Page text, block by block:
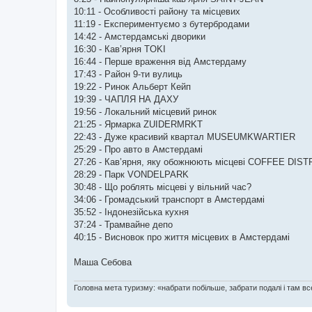
10:11 - Особливості району та місцевих
11:19 - Експериментуємо з бутербродами
14:42 - Амстердамські дворики
16:30 - Кав’ярня TOKI
16:44 - Перше враження від Амстердаму
17:43 - Район 9-ти вулиць
19:22 - Ринок Альберт Кейп
19:39 - ЧАПЛЯ НА ДАХУ
19:56 - Локальний місцевий ринок
21:25 - Ярмарка ZUIDERMRKT
22:43 - Дуже красивий квартал MUSEUMKWARTIER
25:29 - Про авто в Амстердамі
27:26 - Кав’ярня, яку обожнюють місцеві COFFEE
28:29 - Парк VONDELPARK
30:48 - Що роблять місцеві у вільний час?
34:06 - Громадський транспорт в Амстердамі
35:52 - Індонезійська кухня
37:24 - Трамвайне депо
40:15 - Висновок про життя місцевих в Амстердамі
Маша Себова
Головна мета туризму: «набрати побільше, забрати подалі і там